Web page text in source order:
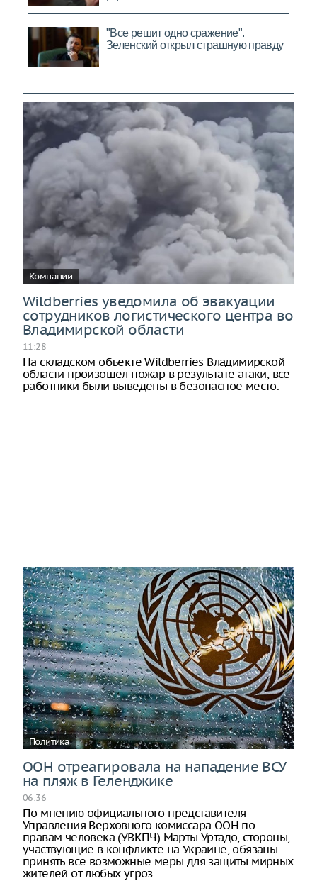
Компании
Wildberries уведомила об эвакуации
сотрудников логистического центра во
Владимирской области
11:28
На складском объекте Wildberries Владимирской
области произошел пожар в результате атаки, все
работники были выведены в безопасное место.
Политика
ООН отреагировала на нападение ВСУ
на пляж в Геленджике
06:36
По мнению официального представителя
Управления Верховного комиссара ООН по
правам человека (УВКПЧ) Марты Уртадо, стороны,
участвующие в конфликте на Украине, обязаны
принять все возможные меры для защиты мирных
жителей от любых угроз.